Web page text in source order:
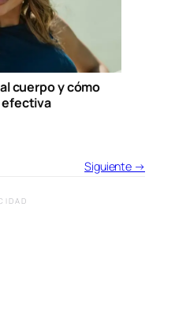
cuerpo y cómo
Siguiente →